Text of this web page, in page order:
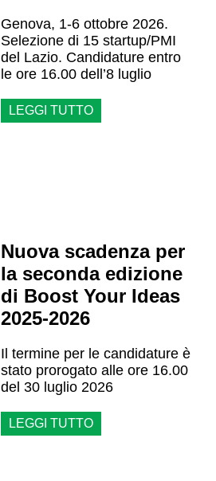
Genova, 1-6 ottobre 2026.
Selezione di 15 startup/PMI
del Lazio. Candidature entro
le ore 16.00 dell’8 luglio
LEGGI TUTTO
Nuova scadenza per
la seconda edizione
di Boost Your Ideas
2025-2026
Il termine per le candidature è
stato prorogato alle ore 16.00
del 30 luglio 2026
LEGGI TUTTO